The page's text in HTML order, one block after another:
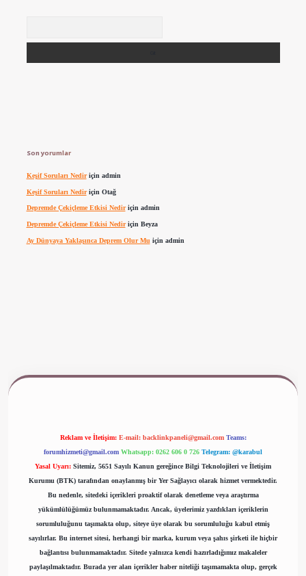
Son yorumlar
Keşif Soruları Nediriçin admin
Keşif Soruları Nediriçin Otağ
Depremde Çekiçleme Etkisi Nediriçin admin
Depremde Çekiçleme Etkisi Nediriçin Beyza
Ay Dünyaya Yaklaşınca Deprem Olur Mu için admin
Reklam ve İletişim: E-mail: backlinkpaneli@gmail.com Teams:
forumhizmeti@gmail.com Whatsapp: 0262 606 0 726 Telegram: @karabul
Yasal Uyarı: Sitemiz, 5651 Sayılı Kanun gereğince Bilgi Teknolojileri ve İletişim
Kurumu (BTK) tarafından onaylanmış bir Yer Sağlayıcı olarak hizmet vermektedir.
Bu nedenle, sitedeki içerikleri proaktif olarak denetleme veya araştırma
yükümlülüğümüz bulunmamaktadır. Ancak, üyelerimiz yazdıkları içeriklerin
sorumluluğunu taşımakta olup, siteye üye olarak bu sorumluluğu kabul etmiş
sayılırlar. Bu internet sitesi, herhangi bir marka, kurum veya şahıs şirketi ile hiçbir
bağlantısı bulunmamaktadır. Sitede yalnızca kendi hazırladığımız makaleler
paylaşılmaktadır. Burada yer alan içerikler haber niteliği taşımamakta olup, gerçek